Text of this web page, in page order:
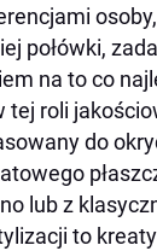
połówki,
na to co
tej roli
do
lub z
to